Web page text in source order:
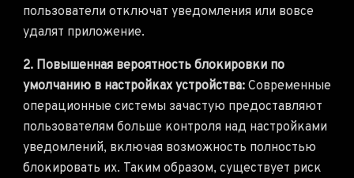
пользователи отключат уведомления или вовсе
удалят приложение.
2. Повышенная вероятность блокировки по
умолчанию в настройках устройства: Современные
операционные системы зачастую предоставляют
пользователям больше контроля над настройками
уведомлений, включая возможность полностью
блокировать их. Таким образом, существует риск